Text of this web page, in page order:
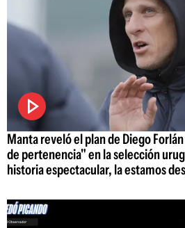
Manta reveló el plan de Diego
de pertenencia" en la selección
historia espectacular, la estamos